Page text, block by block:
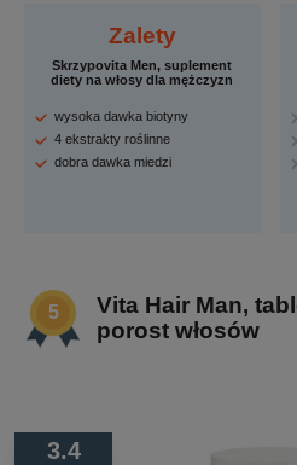
Zalety
Skrzypovita Men, suplement
diety na włosy dla mężczyzn
wysoka dawka biotyny
4 ekstrakty roślinne
dobra dawka miedzi
Vita Hair Man,
porost włosów
3.4